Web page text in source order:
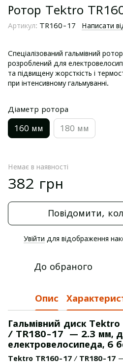
Ротор Tektro
Артикул: TR160-17 Написати
Спеціалізований гальмівний
розроблений для
та підвищену жорсткість і
при інтенсивному гальмуванні.
Діаметр ротора
160 мм 180 мм
Немає в наявності
382 грн
Повідомити,
Увійти для відображення
До обраного
Опис
Гальмівний диск
/ TR180-17 — 2.3 мм,
електровелосипеда, 6
Tektro TR160-17 / TR180-17